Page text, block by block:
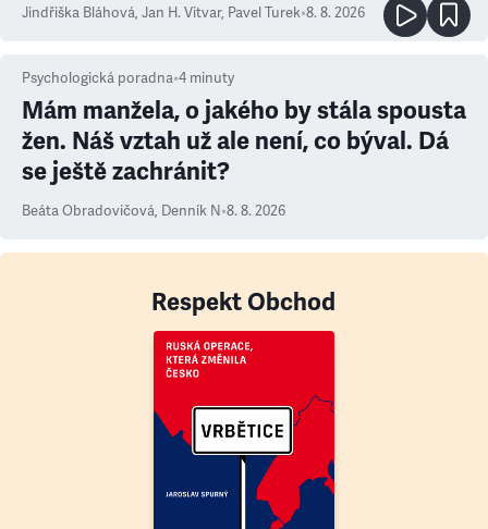
Jindřiška Bláhová, Jan H. Vitvar, Pavel Turek•8. 8. 2026
Psychologická poradna•4 minuty
Mám manžela, o jakého by stála spousta
žen. Náš vztah už ale není, co býval. Dá
se ještě zachránit?
Beáta Obradovičová, Denník N•8. 8. 2026
Respekt Obchod